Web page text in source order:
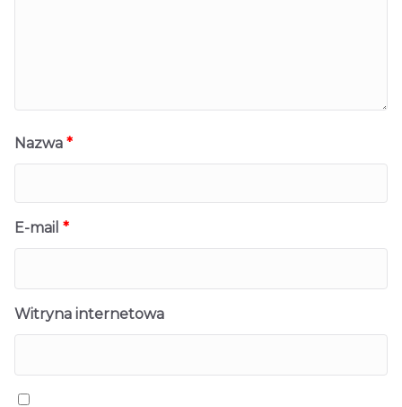
Nazwa *
E-mail *
Witryna internetowa